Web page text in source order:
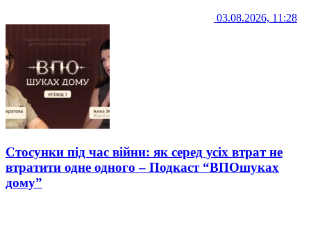
03.08.2026, 11:28
Стосунки під час війни: як серед усіх втрат не
втратити одне одного – Подкаст “ВПОшуках
дому”